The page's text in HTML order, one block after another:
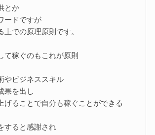
とか
ードですが
上での原理原則です。
て稼ぐのもこれが原則
やビジネススキル
果を出し
げることで自分も稼ぐことができる
すると感謝され